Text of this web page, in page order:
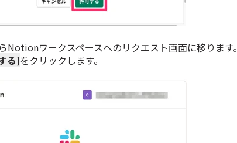
Notionワークスペースへのリクエスト画面に移ります。
る]をクリックします。